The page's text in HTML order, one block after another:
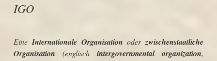
IGO
Eine Internationale Organisation oder zwischenstaatliche
Organisation (englisch intergovernmental organization,